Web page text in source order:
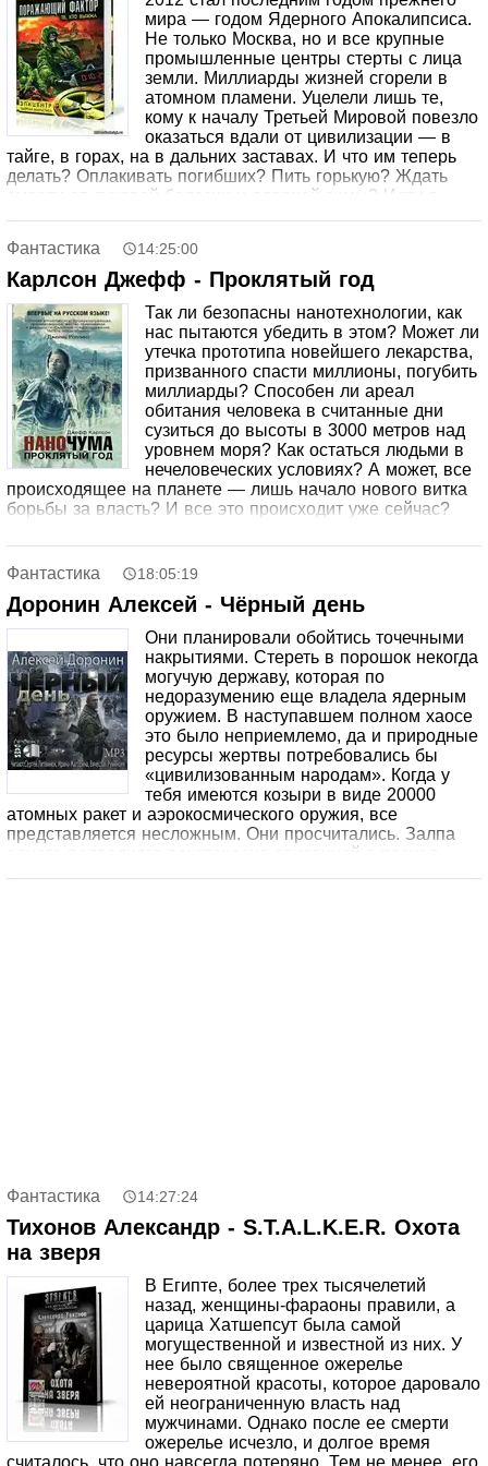
войдут в анналы английской литературы? А между тем
именно это и произошло, ибо они ознаменовали собой
рождение знаменитой пары: Дживса и Берти Вустера.
«Теперь, когда я столько всего о нем написал,— отметит
Вудхаус спустя полвека, — кажется забавным, как тихо и
незаметно вошел Дживс в мою жизнь... Я краснею от
мысли, что во время нашей первой встречи я обошелся
с ним столь бесцеремонно».
мира — годом Ядерного Апокалипсиса.
Не только Москва, но и все крупные
промышленные центры стерты с лица
земли. Миллиарды жизней сгорели в
атомном пламени. Уцелели лишь те,
кому к началу Третьей Мировой повезло
оказаться вдали от цивилизации — в
тайге, в горах, на в дальних заставах. И что им теперь
делать? Оплакивать погибших? Пить горькую? Ждать
смерти от лучевой болезни и ядерной зимы? Идти в
обезболивающего? Опуститься, одичать, озвереть?
Пустить себе пулю в лоб? Или сцепить зубы и жить всем
смертям назло, спасая тех, кого еще можно спасти, и
оставаясь людьми даже в атомном аду…
Фантастика 14:25:00
Карлсон Джефф - Проклятый год
Так ли безопасны нанотехнологии, как
нас пытаются убедить в этом? Может ли
утечка прототипа новейшего лекарства,
призванного спасти миллионы, погубить
миллиарды? Способен ли ареал
обитания человека в считанные дни
сузиться до высоты в 3000 метров над
уровнем моря? Как остаться людьми в
нечеловеческих условиях? А может, все
происходящее на планете — лишь начало нового витка
борьбы за власть? И все это происходит уже сейчас?
Фантастика 18:05:19
Доронин Алексей - Чёрный день
Они планировали обойтись точечными
накрытиями. Стереть в порошок некогда
могучую державу, которая по
недоразумению еще владела ядерным
оружием. В наступавшем полном хаосе
это было неприемлемо, да и природные
ресурсы жертвы потребовались бы
«цивилизованным народам». Когда у
тебя имеются козыри в виде 20000
атомных ракет и аэрокосмического оружия, все
представляется несложным. Они просчитались. Залпа
одного подводного ракетоносца списанной в расход
крови. Чтобы выжить… даже если не знаешь, зачем.
Фантастика 14:27:24
Тихонов Александр - S.T.A.L.K.E.R. Охота
на зверя
В Египте, более трех тысячелетий
назад, женщины-фараоны правили, а
царица Хатшепсут была самой
могущественной и известной из них. У
нее было священное ожерелье
невероятной красоты, которое даровало
ей неограниченную власть над
мужчинами. Однако после ее смерти
ожерелье исчезло, и долгое время
считалось, что оно навсегда потеряно. Тем не менее, его